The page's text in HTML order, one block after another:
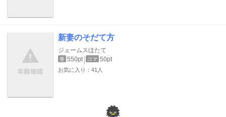
新妻のそだて方
ジェームスほたて
巻 550pt コマ 50pt
お気に入り：41人